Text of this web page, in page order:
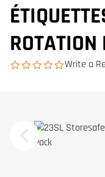
0.0 star
Write a